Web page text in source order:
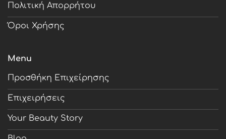
Πολιτική Απορρήτου
Όροι Χρήσης
Menu
Προσθήκη Επιχείρησης
Επιχειρήσεις
Your Beauty Story